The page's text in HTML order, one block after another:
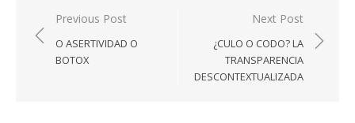
Navegación
de
entradas
Previous Post
O ASERTIVIDAD O
BOTOX
Next Post
¿CULO O CODO? LA
TRANSPARENCIA
DESCONTEXTUALIZADA